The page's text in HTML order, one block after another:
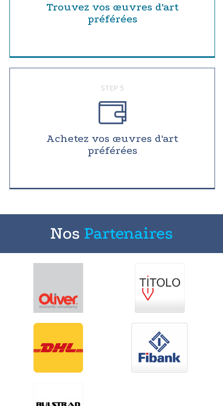
Trouvez vos œuvres d'art
préférées
STEP 5
Achetez vos œuvres d'art
préférées
Nos Partenaires